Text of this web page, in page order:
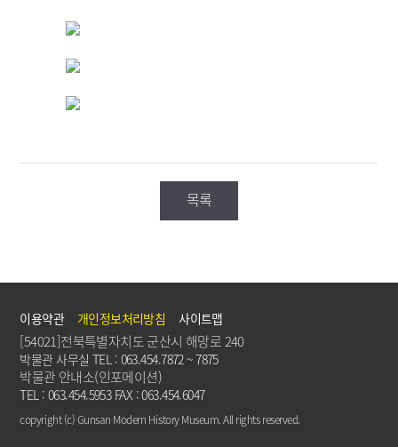
목록
이용약관 개인정보처리방침 사이트맵
[54021]전북특별자치도 군산시 해망로 240
박물관 사무실 TEL : 063.454.7872 ~ 7875
박물관 안내소(인포메이션)
TEL : 063.454.5953 FAX : 063.454.6047
copyright (c) Gunsan Modern History Museum. All rights reserved.